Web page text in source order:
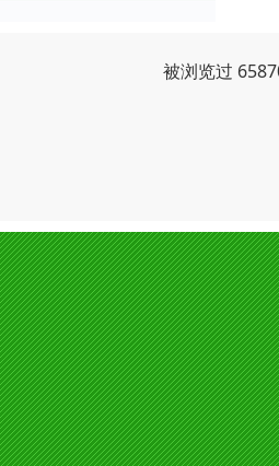
被浏览过